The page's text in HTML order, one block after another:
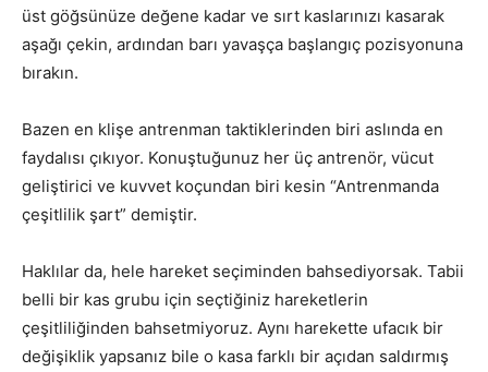
üst göğsünüze değene kadar ve sırt kaslarınızı kasarak
aşağı çekin, ardından barı yavaşça başlangıç pozisyonuna
bırakın.
Bazen en klişe antrenman taktiklerinden biri aslında en
faydalısı çıkıyor. Konuştuğunuz her üç antrenör, vücut
geliştirici ve kuvvet koçundan biri kesin “Antrenmanda
çeşitlilik şart” demiştir.
Haklılar da, hele hareket seçiminden bahsediyorsak. Tabii
belli bir kas grubu için seçtiğiniz hareketlerin
çeşitliliğinden bahsetmiyoruz. Aynı harekette ufacık bir
değişiklik yapsanız bile o kasa farklı bir açıdan saldırmış